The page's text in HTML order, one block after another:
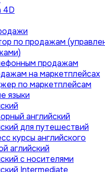
4D
по продажам
продажам
на маркетплейсах
по маркетплейсам
языки
английский
для путешествий
курсы английского
аглийский
с носителями
Intermediate